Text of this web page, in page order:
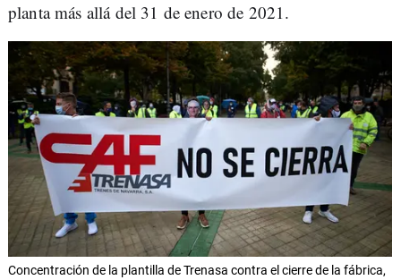
planta más allá del 31 de enero de 2021.
Concentración de la plantilla de Trenasa contra el cierre de la fábrica,